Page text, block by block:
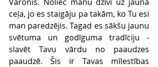
ceļa, jo es staigāju pa takām, ko Tu esi
man paredzējis. Tagad es sākšu jaunu
svētuma un godīguma tradīciju -
slavēt Tavu vārdu no paaudzes
paaudzē. Šis ir Tavas mīlestības